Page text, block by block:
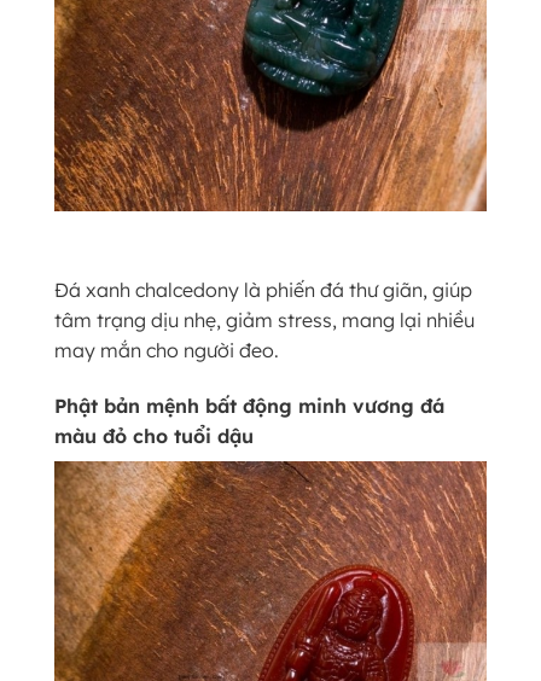
Đá xanh chalcedony là phiến đá thư giãn, giúp
tâm trạng dịu nhẹ, giảm stress, mang lại nhiều
may mắn cho người đeo.
Phật bản mệnh bất động minh vương đá
màu đỏ cho tuổi dậu